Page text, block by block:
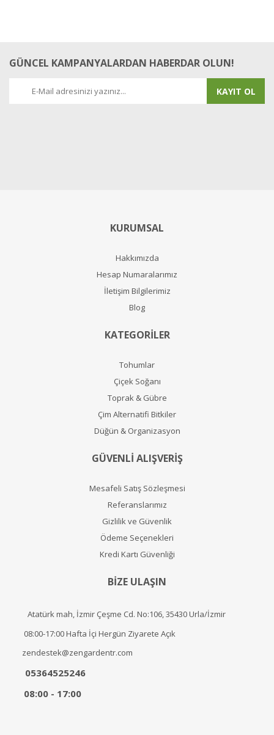
GÜNCEL KAMPANYALARDAN HABERDAR OLUN!
KAYIT OL
KURUMSAL
Hakkımızda
Hesap Numaralarımız
İletişim Bilgilerimiz
Blog
KATEGORİLER
Tohumlar
Çiçek Soğanı
Toprak & Gübre
Çim Alternatifi Bitkiler
Düğün & Organizasyon
GÜVENLİ ALIŞVERİŞ
Mesafeli Satış Sözleşmesi
Referanslarımız
Gizlilik ve Güvenlik
Ödeme Seçenekleri
Kredi Kartı Güvenliği
BİZE ULAŞIN
Atatürk mah, İzmir Çeşme Cd. No:106, 35430 Urla/İzmir
08:00-17:00 Hafta İçi Hergün Ziyarete Açık
zendestek@zengardentr.com
05364525246
08:00 - 17:00